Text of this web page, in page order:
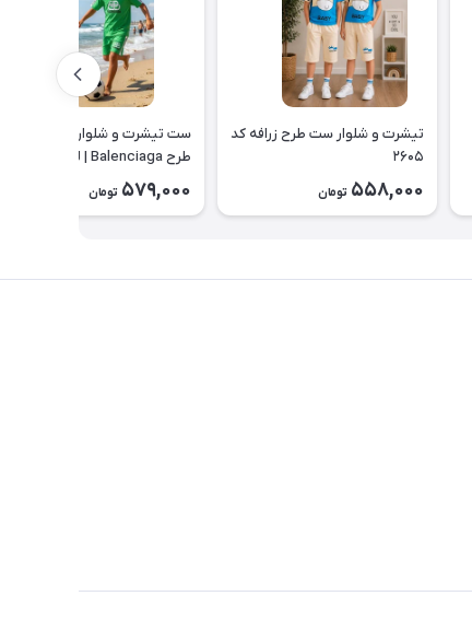
تیشرت و شلوار ست طرح زرافه کد
۲۶۰۵
558,000 تومان
ست تیشرت و شلوارک بچه گانه
طرح Balenciaga | لباس راحتی
تابستانی کودک کد ۲۶۰۰
579,000 تومان